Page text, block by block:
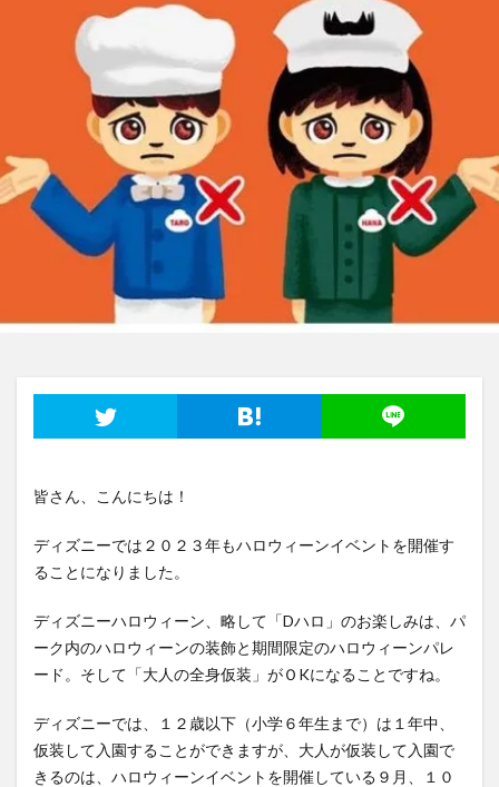
皆さん、こんにちは！
ディズニーでは２０２３年もハロウィーンイベントを開催す
ることになりました。
ディズニーハロウィーン、略して「Dハロ」のお楽しみは、パ
ーク内のハロウィーンの装飾と期間限定のハロウィーンパレ
ード。そして「大人の全身仮装」がＯKになることですね。
ディズニーでは、１２歳以下（小学６年生まで）は１年中、
仮装して入園することができますが、大人が仮装して入園で
きるのは、ハロウィーンイベントを開催している９月、１０